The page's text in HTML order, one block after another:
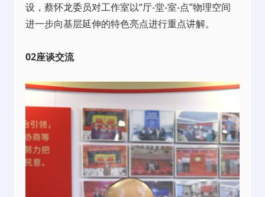
设，蔡怀龙委员对工作室以“厅-堂-室-点”物理空间
进一步向基层延伸的特色亮点进行重点讲解。
02座谈交流